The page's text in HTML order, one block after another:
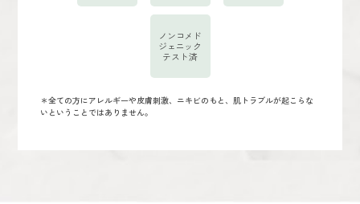
ノンコメド
ジェニック
テスト済
＊全ての方にアレルギーや皮膚刺激、ニキビのもと、肌トラブルが起こらな
いということではありません。